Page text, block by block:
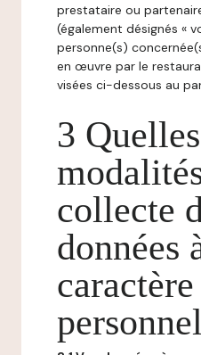
prestataire ou
(également désignés «
personne(s)
en œuvre par le
visées ci-dessous au
3
collecte
données
caractère